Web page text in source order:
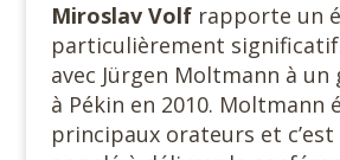
Miroslav Volfrapporte un
particulièrement
avec Jürgen Moltmann à
à Pékin en 2010. Moltmann
principaux orateurs et